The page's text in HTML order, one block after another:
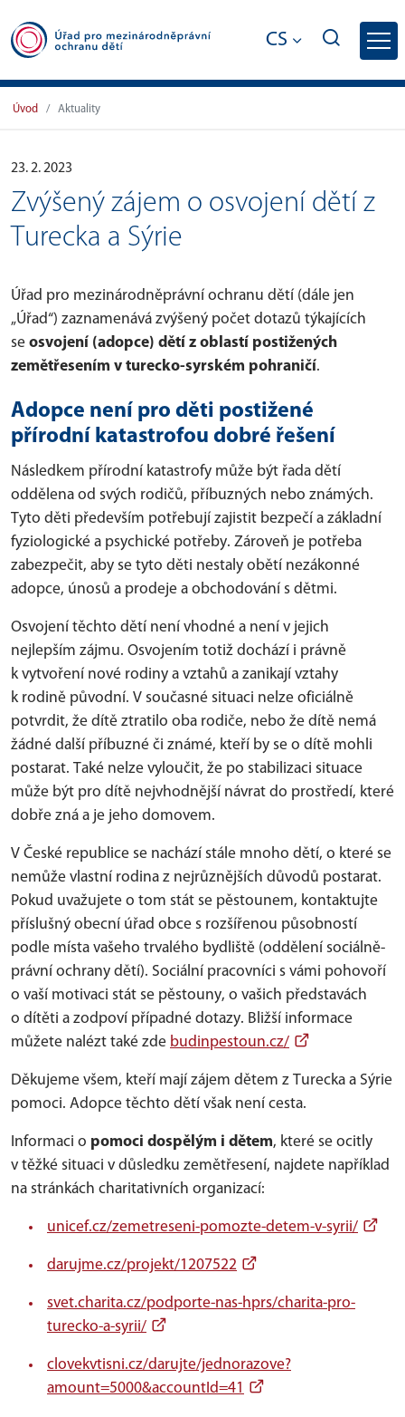
CS
Zvýšený zájem o osvojení dětí z Turecka
Úvod Aktuality
23. 2. 2023
Zvýšený zájem o osvojení dětí z
Turecka a Sýrie
Úřad pro mezinárodněprávní ochranu dětí (dále jen
„Úřad“) zaznamenává zvýšený počet dotazů týkajících
se osvojení (adopce) dětí z oblastí postižených
zemětřesením v turecko-syrském pohraničí.
Adopce není pro děti postižené
přírodní katastrofou dobré řešení
Následkem přírodní katastrofy může být řada dětí
oddělena od svých rodičů, příbuzných nebo známých.
Tyto děti především potřebují zajistit bezpečí a základní
fyziologické a psychické potřeby. Zároveň je potřeba
zabezpečit, aby se tyto děti nestaly obětí nezákonné
adopce, únosů a prodeje a obchodování s dětmi.
Osvojení těchto dětí není vhodné a není v jejich
nejlepším zájmu. Osvojením totiž dochází i právně
k vytvoření nové rodiny a vztahů a zanikají vztahy
k rodině původní. V současné situaci nelze oficiálně
potvrdit, že dítě ztratilo oba rodiče, nebo že dítě nemá
žádné další příbuzné či známé, kteří by se o dítě mohli
postarat. Také nelze vyloučit, že po stabilizaci situace
může být pro dítě nejvhodnější návrat do prostředí, které
dobře zná a je jeho domovem.
V České republice se nachází stále mnoho dětí, o které se
nemůže vlastní rodina z nejrůznějších důvodů postarat.
Pokud uvažujete o tom stát se pěstounem, kontaktujte
příslušný obecní úřad obce s rozšířenou působností
podle místa vašeho trvalého bydliště (oddělení sociálně-
právní ochrany dětí). Sociální pracovníci s vámi pohovoří
o vaší motivaci stát se pěstouny, o vašich představách
o dítěti a zodpoví případné dotazy. Bližší informace
můžete nalézt také zde budinpestoun.cz/
Děkujeme všem, kteří mají zájem dětem z Turecka a Sýrie
pomoci. Adopce těchto dětí však není cesta.
Informaci o pomoci dospělým i dětem, které se ocitly
v těžké situaci v důsledku zemětřesení, najdete například
na stránkách charitativních organizací:
unicef.cz/zemetreseni-pomozte-detem-v-syrii/
darujme.cz/projekt/1207522
svet.charita.cz/podporte-nas-hprs/charita-pro-
turecko-a-syrii/
clovekvtisni.cz/darujte/jednorazove?
amount=5000&accountId=41